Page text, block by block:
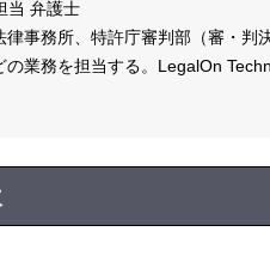
当 弁護士
事務所、特許庁審判部（審・判
業務を担当する。LegalOn